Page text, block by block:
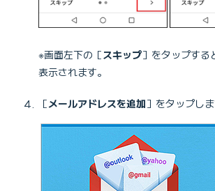
※画面左下の［スキップ］をタップする
表示されます。
［メールアドレスを追加］をタップしま